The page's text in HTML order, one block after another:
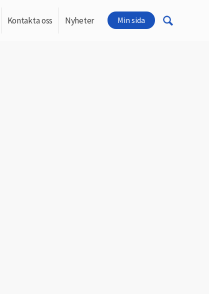
Kontakta oss Nyheter Min sida